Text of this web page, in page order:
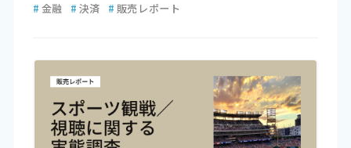
# 金融 # 決済 # 販売レポート